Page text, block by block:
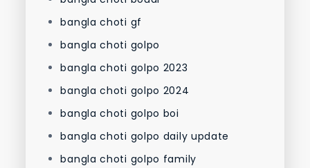
bangla choti gf
bangla choti golpo
bangla choti golpo 2023
bangla choti golpo 2024
bangla choti golpo boi
bangla choti golpo daily update
bangla choti golpo family